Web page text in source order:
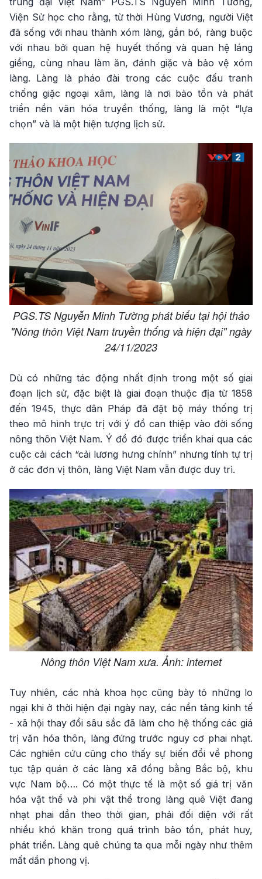
Viện Sử học cho rằng, từ thời Hùng Vương, người Việt
đã sống với nhau thành xóm làng, gắn bó, ràng buộc
với nhau bởi quan hệ huyết thống và quan hệ láng
giềng, cùng nhau làm ăn, đánh giặc và bảo vệ xóm
làng. Làng là pháo đài trong các cuộc đấu tranh
chống giặc ngoại xâm, làng là nơi bảo tồn và phát
triển nền văn hóa truyền thống, làng là một “lựa
chọn” và là một hiện tượng lịch sử.
PGS.TS Nguyễn Minh Tường phát biểu tại hội thảo
"Nông thôn Việt Nam truyền thống và hiện đại" ngày
24/11/2023
Dù có những tác động nhất định trong một số giai
đoạn lịch sử, đặc biệt là giai đoạn thuộc địa từ 1858
đến 1945, thực dân Pháp đã đặt bộ máy thống trị
theo mô hình trực trị với ý đồ can thiệp vào đời sống
nông thôn Việt Nam. Ý đồ đó được triển khai qua các
cuộc cải cách “cải lương hưng chính” nhưng tính tự trị
ở các đơn vị thôn, làng Việt Nam vẫn được duy trì.
Nông thôn Việt Nam xưa. Ảnh: internet
Tuy nhiên, các nhà khoa học cũng bày tỏ những lo
ngại khi ở thời hiện đại ngày nay, các nền tảng kinh tế
- xã hội thay đổi sâu sắc đã làm cho hệ thống các giá
trị văn hóa thôn, làng đứng trước nguy cơ phai nhạt.
Các nghiên cứu cũng cho thấy sự biến đổi về phong
tục tập quán ở các làng xã đồng bằng Bắc bộ, khu
vực Nam bộ…. Có một thực tế là một số giá trị văn
hóa vật thể và phi vật thể trong làng quê Việt đang
nhạt phai dần theo thời gian, phải đối diện với rất
nhiều khó khăn trong quá trình bảo tồn, phát huy,
phát triển. Làng quê chúng ta qua mỗi ngày như thêm
mất dần phong vị.